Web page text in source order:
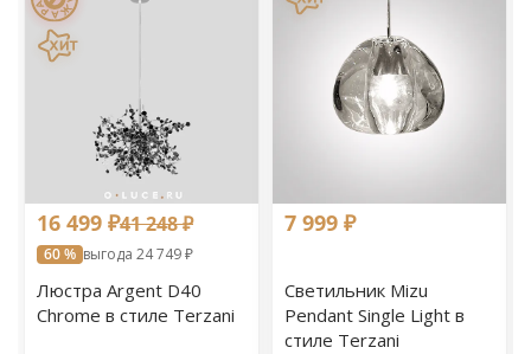
16 499 ₽41 248 ₽
60 % выгода 24 749 ₽
Люстра Argent D40
Chrome в стиле Terzani
7 999 ₽
Светильник Mizu
Pendant Single Light в
стиле Terzani